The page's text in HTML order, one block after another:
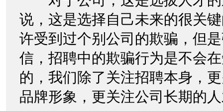
说，这是选择自己未来的很关
许受到过个别公司的欺骗，但
信，招聘中的欺骗行为是不会
的，我们除了关注招聘本身，
品牌形象，更关注公司长期的